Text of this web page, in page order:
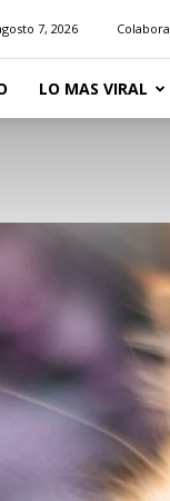
7, 2026
LO MAS VIRAL